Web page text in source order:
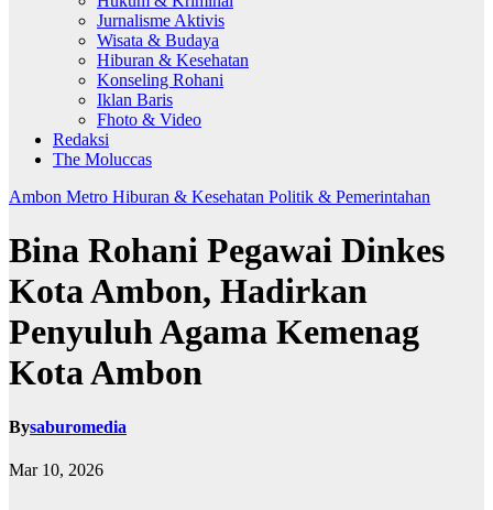
Jurnalisme Aktivis
Wisata & Budaya
Hiburan & Kesehatan
Konseling Rohani
Iklan Baris
Fhoto & Video
Redaksi
The Moluccas
Ambon Metro Hiburan & Kesehatan Politik & Pemerintahan
Bina Rohani Pegawai Dinkes
Kota Ambon, Hadirkan
Penyuluh Agama Kemenag
Kota Ambon
Bysaburomedia
Mar 10, 2026